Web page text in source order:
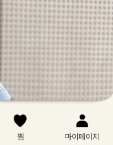
찜 마이페이지